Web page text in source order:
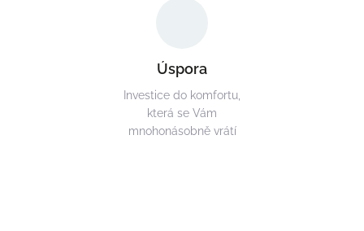
Úspora
Investice do komfortu,
která se Vám
mnohonásobně vrátí